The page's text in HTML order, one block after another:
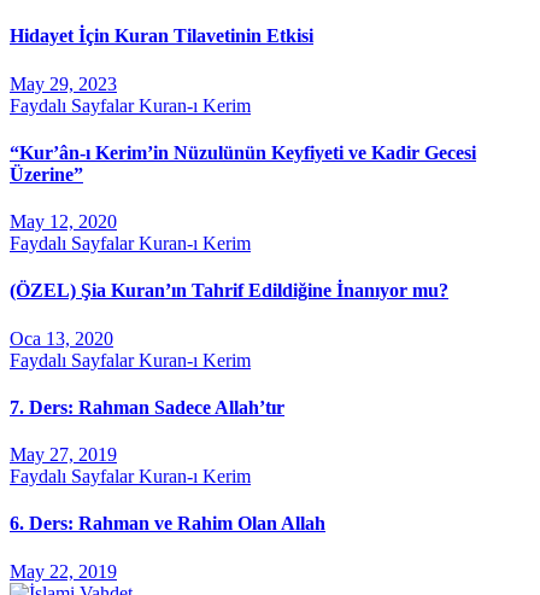
Hidayet İçin Kuran Tilavetinin Etkisi
May 29, 2023
Faydalı SayfalarKuran-ı Kerim
“Kur’ân-ı Kerim’in Nüzulünün Keyfiyeti ve Kadir Gecesi
Üzerine”
May 12, 2020
Faydalı SayfalarKuran-ı Kerim
(ÖZEL) Şia Kuran’ın Tahrif Edildiğine İnanıyor mu?
Oca 13, 2020
Faydalı SayfalarKuran-ı Kerim
7. Ders: Rahman Sadece Allah’tır
May 27, 2019
Faydalı SayfalarKuran-ı Kerim
6. Ders: Rahman ve Rahim Olan Allah
May 22, 2019